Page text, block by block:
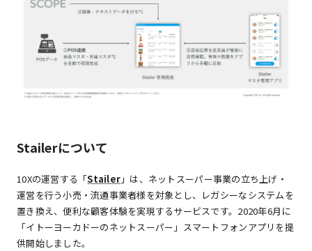
Stailerについて
10Xの運営する「Stailer 」は、ネットスーパー事業の立ち上げ・
運営を行う小売・流通事業者様を対象とし、レガシーなシステムを
置き換え、便利な顧客体験を実現するサービスです。2020年6月に
「イトーヨーカドーのネットスーパー」スマートフォンアプリを提
供開始しました。